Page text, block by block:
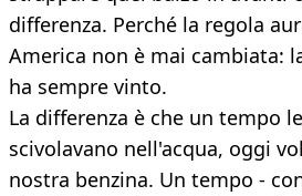
differenza. Perché la regola
America non è mai cambiata:
ha sempre vinto.
La differenza è che un tempo
scivolavano nell'acqua, oggi
nostra benzina. Un tempo -